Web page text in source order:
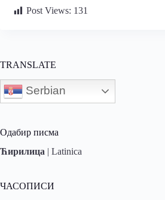
Post Views: 131
TRANSLATE
Serbian
Одабир писма
Ћирилица | Latinica
ЧАСОПИСИ